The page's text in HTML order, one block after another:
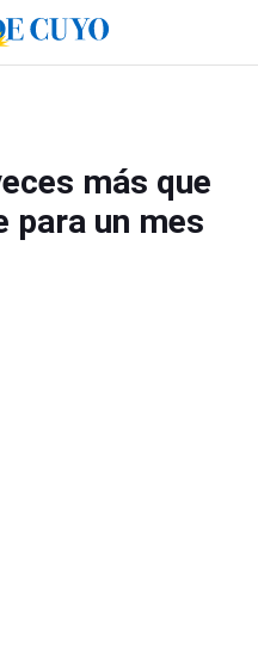
más que
para un mes